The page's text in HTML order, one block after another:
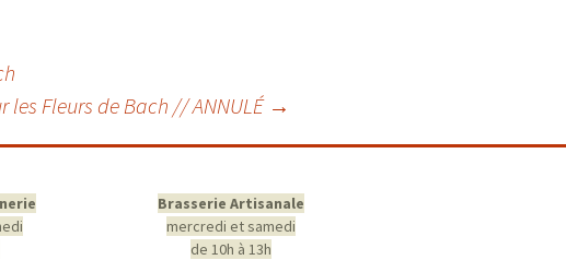
les Fleurs de Bach // ANNULÉ →
Brasserie Artisanale
mercredi et samedi
de 10h à 13h